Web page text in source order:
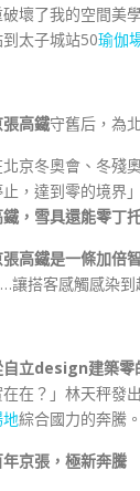
壞了我的空間美
太子城站50瑜伽
張高鐵守舊后，為
京冬奧會、冬殘
，達到零的境界
，雪具還能零丁
張高鐵是一條加倍
讓搭客感觸感染到
自立design建築零
在在？」林天秤
綜合國力的奔騰。
年京張，極新奔騰